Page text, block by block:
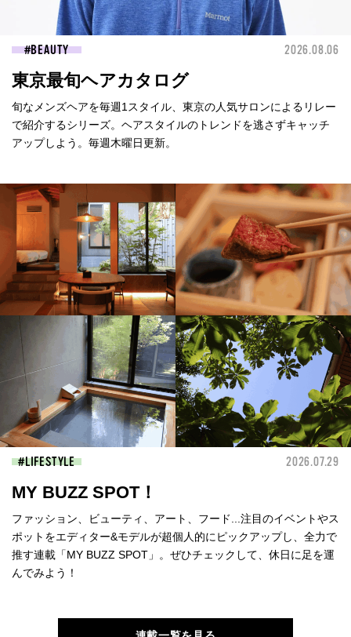
BEAUTY 2026.08.06
東京最旬ヘアカタログ
旬なメンズヘアを毎週1スタイル、東京の人気サロンによるリレー
で紹介するシリーズ。ヘアスタイルのトレンドを逃さずキャッチ
アップしよう。毎週木曜日更新。
LIFESTYLE 2026.07.29
MY BUZZ SPOT！
ファッション、ビューティ、アート、フード...注目のイベントやス
ポットをエディター&モデルが超個人的にピックアップし、全力で
推す連載「MY BUZZ SPOT」。ぜひチェックして、休日に足を運
んでみよう！